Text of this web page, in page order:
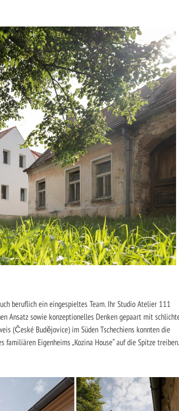
beruflich ein eingespieltes Team. Ihr Studio Atelier 111
Ansatz sowie konzeptionelles Denken gepaart mit
(České Budějovice) im Süden Tschechiens konnten die
Eigenheims „Kozina House“ auf die Spitze treiben.